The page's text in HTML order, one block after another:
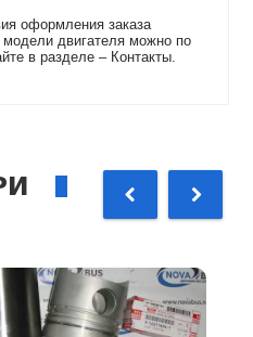
оформления заказа
двигателя можно по
в разделе – Контакты.